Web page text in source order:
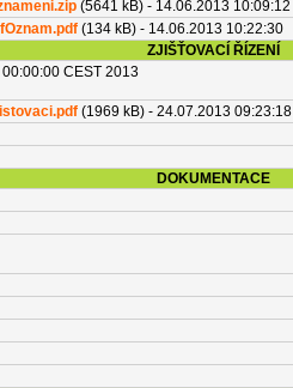
(5641 kB) - 14.06.2013 10:09:12
(134 kB) - 14.06.2013 10:22:30
ZJIŠŤOVACÍ ŘÍZENÍ
CEST 2013
(1969 kB) - 24.07.2013 09:23:18
DOKUMENTACE